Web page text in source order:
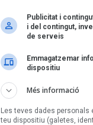
Publicitat i
i del contingut,
de serveis
Emmagatzemar
dispositiu
Més informació
Les teves dades personals
teu dispositiu (galetes,